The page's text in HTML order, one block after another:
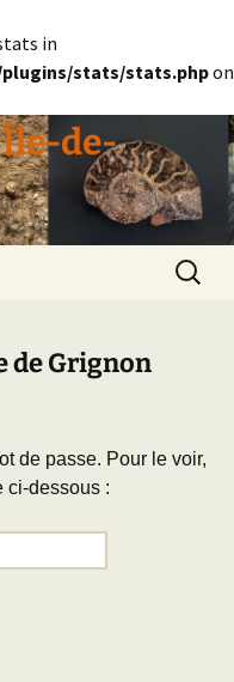
in
stats/stats.phpon
Île-de-
de Grignon
de passe. Pour le voir,
ci-dessous :